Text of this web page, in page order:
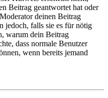
Beitrag geantwortet hat oder
deinen Beitrag
jedoch, falls sie es für nötig
warum dein Beitrag
dass normale Benutzer
wenn bereits jemand